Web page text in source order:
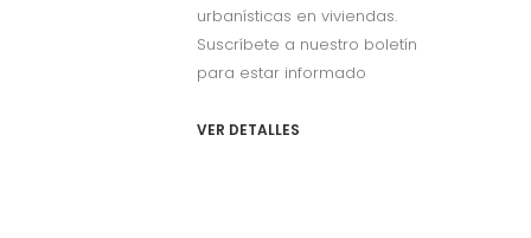
urbanísticas en viviendas.
Suscríbete a nuestro boletín
para estar informado
VER DETALLES